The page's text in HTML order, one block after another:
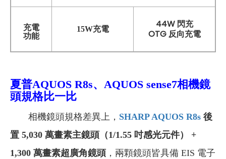
充電
功能
15W充電
44W 閃充
OTG 反向充電
夏普AQUOS R8s、AQUOS sense7相機鏡
頭規格比一比
相機鏡頭規格差異上， SHARP AQUOS R8s 後
置 5,030 萬畫素主鏡頭（1/1.55 吋感光元件） +
1,300 萬畫素超廣角鏡頭 ，兩顆鏡頭皆具備 EIS 電子